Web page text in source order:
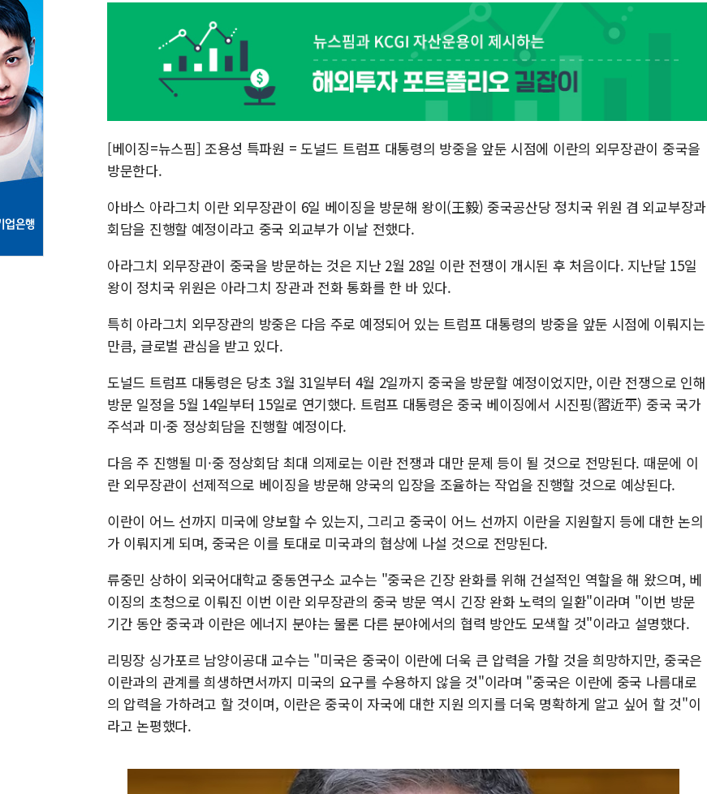
[베이징=뉴스핌] 조용성 특파원 = 도널드 트럼프 대통령의 방중을 앞둔 시점에 이란의 외무장관이 중국을
방문한다.
아바스 아라그치 이란 외무장관이 6일 베이징을 방문해 왕이(王毅) 중국공산당 정치국 위원 겸 외교부장과
회담을 진행할 예정이라고 중국 외교부가 이날 전했다.
아라그치 외무장관이 중국을 방문하는 것은 지난 2월 28일 이란 전쟁이 개시된 후 처음이다. 지난달 15일
왕이 정치국 위원은 아라그치 장관과 전화 통화를 한 바 있다.
특히 아라그치 외무장관의 방중은 다음 주로 예정되어 있는 트럼프 대통령의 방중을 앞둔 시점에 이뤄지는
만큼, 글로벌 관심을 받고 있다.
도널드 트럼프 대통령은 당초 3월 31일부터 4월 2일까지 중국을 방문할 예정이었지만, 이란 전쟁으로 인해
방문 일정을 5월 14일부터 15일로 연기했다. 트럼프 대통령은 중국 베이징에서 시진핑(習近平) 중국 국가
주석과 미·중 정상회담을 진행할 예정이다.
다음 주 진행될 미·중 정상회담 최대 의제로는 이란 전쟁과 대만 문제 등이 될 것으로 전망된다. 때문에 이
란 외무장관이 선제적으로 베이징을 방문해 양국의 입장을 조율하는 작업을 진행할 것으로 예상된다.
이란이 어느 선까지 미국에 양보할 수 있는지, 그리고 중국이 어느 선까지 이란을 지원할지 등에 대한 논의
가 이뤄지게 되며, 중국은 이를 토대로 미국과의 협상에 나설 것으로 전망된다.
류중민 상하이 외국어대학교 중동연구소 교수는 "중국은 긴장 완화를 위해 건설적인 역할을 해 왔으며, 베
이징의 초청으로 이뤄진 이번 이란 외무장관의 중국 방문 역시 긴장 완화 노력의 일환"이라며 "이번 방문
기간 동안 중국과 이란은 에너지 분야는 물론 다른 분야에서의 협력 방안도 모색할 것"이라고 설명했다.
리밍장 싱가포르 남양이공대 교수는 "미국은 중국이 이란에 더욱 큰 압력을 가할 것을 희망하지만, 중국은
이란과의 관계를 희생하면서까지 미국의 요구를 수용하지 않을 것"이라며 "중국은 이란에 중국 나름대로
의 압력을 가하려고 할 것이며, 이란은 중국이 자국에 대한 지원 의지를 더욱 명확하게 알고 싶어 할 것"이
라고 논평했다.